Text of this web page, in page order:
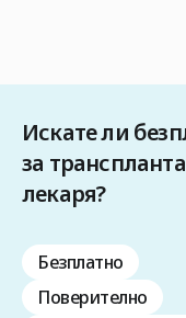
Искате ли
за
лекаря?
Безплатно
Поверително